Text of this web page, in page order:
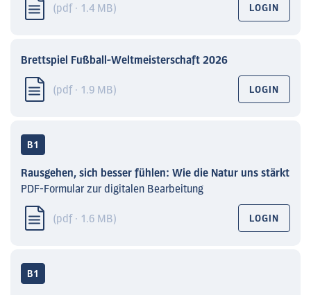
(pdf · 1.4 MB) LOGIN
Brettspiel Fußball-Weltmeisterschaft 2026
(pdf · 1.9 MB) LOGIN
B1
Rausgehen, sich besser fühlen: Wie die Natur uns stärkt
PDF-Formular zur digitalen Bearbeitung
(pdf · 1.6 MB) LOGIN
B1